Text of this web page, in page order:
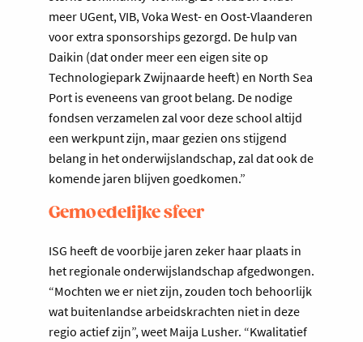
meer UGent, VIB, Voka West- en Oost-Vlaanderen
voor extra sponsorships gezorgd. De hulp van
Daikin (dat onder meer een eigen site op
Technologiepark Zwijnaarde heeft) en North Sea
Port is eveneens van groot belang. De nodige
fondsen verzamelen zal voor deze school altijd
een werkpunt zijn, maar gezien ons stijgend
belang in het onderwijslandschap, zal dat ook de
komende jaren blijven goedkomen.”
Gemoedelijke sfeer
ISG heeft de voorbije jaren zeker haar plaats in
het regionale onderwijslandschap afgedwongen.
“Mochten we er niet zijn, zouden toch behoorlijk
wat buitenlandse arbeidskrachten niet in deze
regio actief zijn”, weet Maija Lusher. “Kwalitatief